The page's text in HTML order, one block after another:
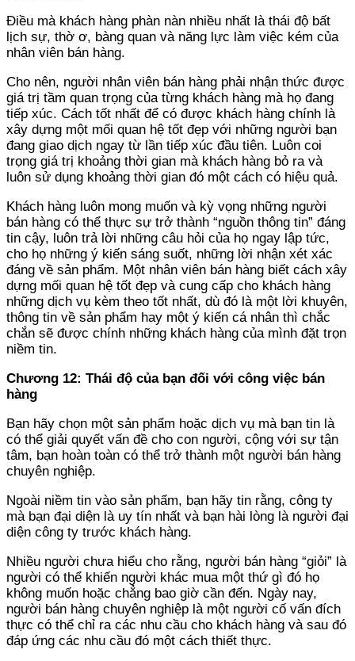
Điều mà khách hàng phàn nàn nhiều nhất là thái độ bất
lịch sự, thờ ơ, bàng quan và năng lực làm việc kém của
nhân viên bán hàng.
Cho nên, người nhân viên bán hàng phải nhận thức được
giá trị tầm quan trọng của từng khách hàng mà họ đang
tiếp xúc. Cách tốt nhất để có được khách hàng chính là
xây dựng một mối quan hệ tốt đẹp với những người bạn
đang giao dịch ngay từ lần tiếp xúc đầu tiên. Luôn coi
trọng giá trị khoảng thời gian mà khách hàng bỏ ra và
luôn sử dụng khoảng thời gian đó một cách có hiệu quả.
Khách hàng luôn mong muốn và kỳ vọng những người
bán hàng có thể thực sự trở thành “nguồn thông tin” đáng
tin cậy, luôn trả lời những câu hỏi của họ ngay lập tức,
cho họ những ý kiến sáng suốt, những lời nhận xét xác
đáng về sản phẩm. Một nhân viên bán hàng biết cách xây
dựng mối quan hệ tốt đẹp và cung cấp cho khách hàng
những dịch vụ kèm theo tốt nhất, dù đó là một lời khuyên,
thông tin về sản phẩm hay một ý kiến cá nhân thì chắc
chắn sẽ được chính những khách hàng của mình đặt trọn
niềm tin.
Chương 12: Thái độ của bạn đối với công việc bán
hàng
Bạn hãy chọn một sản phẩm hoặc dịch vụ mà bạn tin là
có thể giải quyết vấn đề cho con người, cộng với sự tận
tâm, bạn hoàn toàn có thể trở thành một người bán hàng
chuyên nghiệp.
Ngoài niềm tin vào sản phẩm, bạn hãy tin rằng, công ty
mà bạn đại diện là uy tín nhất và bạn hài lòng là người đại
diện công ty trước khách hàng.
Nhiều người chưa hiểu cho rằng, người bán hàng “giỏi” là
người có thể khiến người khác mua một thứ gì đó họ
không muốn hoặc chẳng bao giờ cần đến. Ngày nay,
người bán hàng chuyên nghiệp là một người cố vấn đích
thực có thể chỉ ra các nhu cầu cho khách hàng và sau đó
đáp ứng các nhu cầu đó một cách thiết thực.